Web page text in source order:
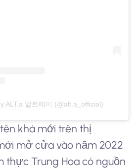
ALT.a 알트에이 (@alt.a_official)
khá mới trên thị
mở cửa vào năm 2022
thực Trung Hoa có nguồn